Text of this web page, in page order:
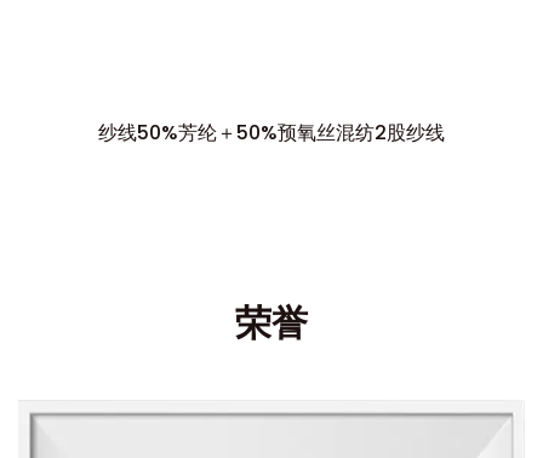
纱线50%芳纶＋50%预氧丝混纺2股纱线
荣誉